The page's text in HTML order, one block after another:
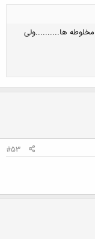
مخلوطه ها..........ولی
#53